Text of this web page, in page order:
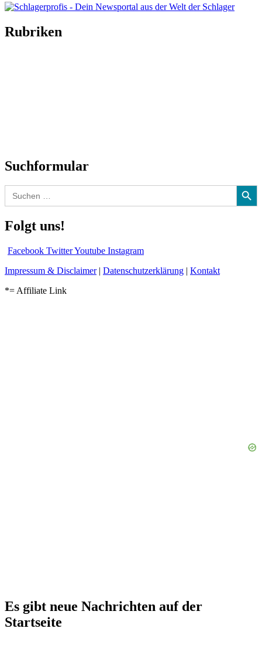
Rubriken
Suchformular
Search
for:
Search Button
Folgt uns!
Facebook TwitterYoutube Instagram
Impressum & Disclaimer| Datenschutzerklärung | Kontakt
*= Affiliate Link
Es gibt neue Nachrichten auf der
Startseite